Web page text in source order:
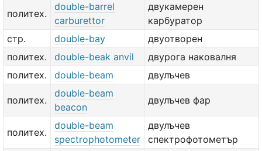
политех.
double-barrel
carburettor
двукамерен
карбуратор
стр.
double-bay
двуотворен
политех.
double-beak anvil
двурога наковалня
политех.
double-beam двулъчев
политех.
double-beam
beacon
двулъчев фар
политех.
double-beam
spectrophotometer
двулъчев
спектрофотометър